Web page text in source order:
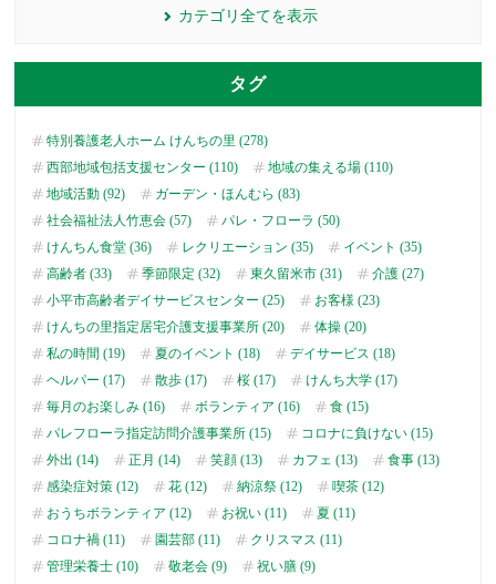
カテゴリ全てを表示
タグ
特別養護老人ホーム けんちの里 (278)
西部地域包括支援センター (110)
地域の集える場 (110)
地域活動 (92)
ガーデン・ほんむら (83)
社会福祉法人竹恵会 (57)
パレ・フローラ (50)
けんちん食堂 (36)
レクリエーション (35)
イベント (35)
高齢者 (33)
季節限定 (32) 東久留米市 (31)
介護 (27)
小平市高齢者デイサービスセンター (25)
お客様 (23)
けんちの里指定居宅介護支援事業所 (20)
体操 (20)
私の時間 (19)
夏のイベント (18)
デイサービス (18)
ヘルパー (17)
散歩 (17) 桜 (17)
けんち大学 (17)
毎月のお楽しみ (16)
ボランティア (16)
食 (15)
パレフローラ指定訪問介護事業所 (15)
コロナに負けない (15)
外出 (14)
正月 (14) 笑顔 (13) カフェ (13)
食事 (13)
感染症対策 (12)
花 (12) 納涼祭 (12)
喫茶 (12)
おうちボランティア (12)
お祝い (11)
夏 (11)
コロナ禍 (11)
園芸部 (11)
クリスマス (11)
管理栄養士 (10)
敬老会 (9)
祝い膳 (9)